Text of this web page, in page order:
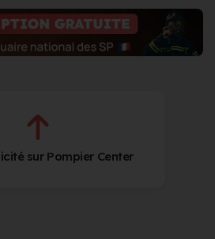
sur Pompier Center